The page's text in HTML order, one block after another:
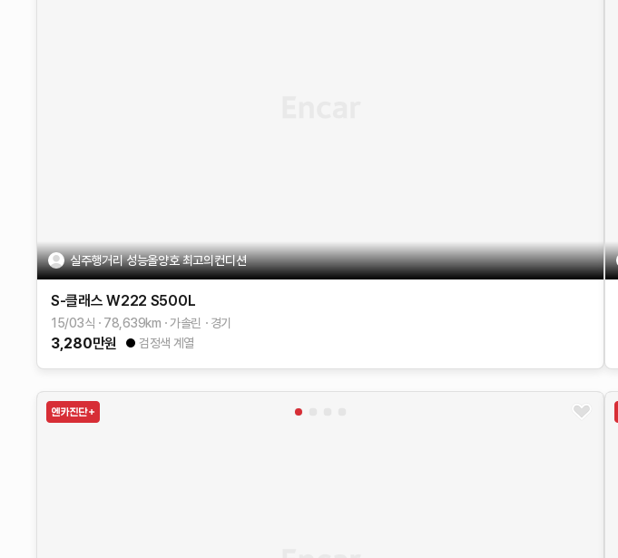
실주행거리 성능올양호 최고의컨디션
S-클래스 W222 S500L
15/03식 78,639km 가솔린 경기
3,280만원 검정색 계열